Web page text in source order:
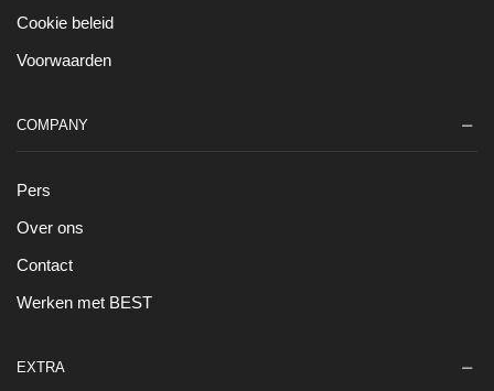
Cookie beleid
Voorwaarden
COMPANY
Pers
Over ons
Contact
Werken met BEST
EXTRA